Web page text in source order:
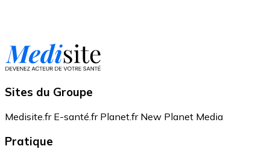
Sites du Groupe
Medisite.fr E-santé.fr Planet.fr New Planet Media
Pratique